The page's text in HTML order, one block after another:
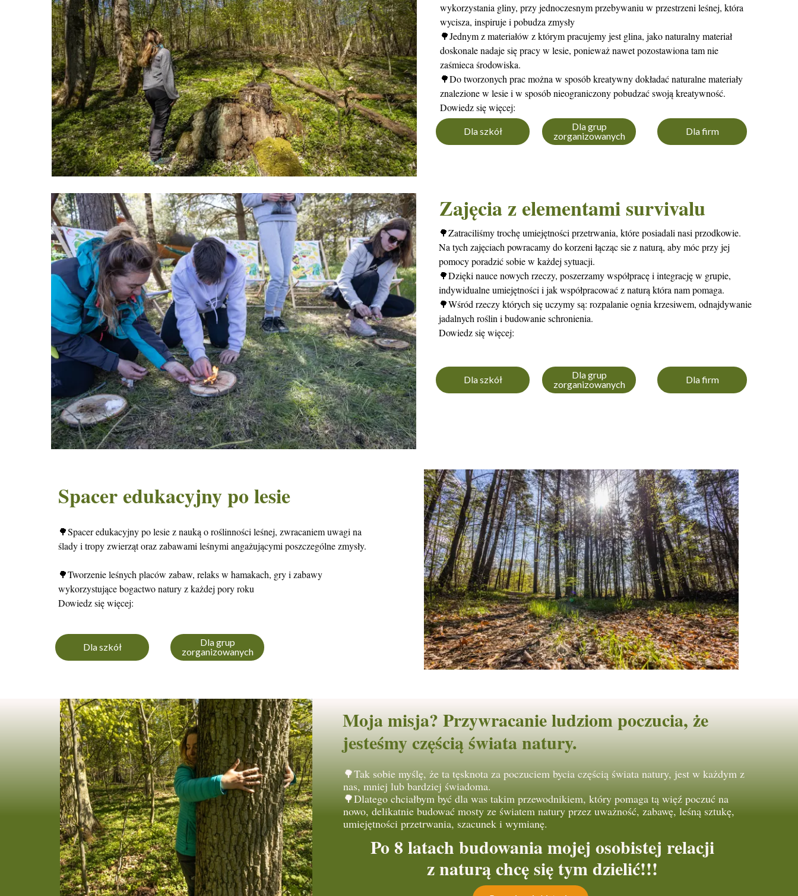
wykorzystania gliny, przy jednoczesnym przebywaniu w przestrzeni leśnej, która
wycisza, inspiruje i pobudza zmysły
🌳Jednym z materiałów z którym pracujemy jest glina, jako naturalny materiał
doskonale nadaje się pracy w lesie, ponieważ nawet pozostawiona tam nie
zaśmieca środowiska.
🌳Do tworzonych prac można w sposób kreatywny dokładać naturalne materiały
znalezione w lesie i w sposób nieograniczony pobudzać swoją kreatywność.
Dowiedz się więcej:
Dla grup
zorganizowanych
Dla szkół Dla firm
🌳Zatraciliśmy trochę umiejętności przetrwania, które posiadali nasi przodkowie.
Na tych zajęciach powracamy do korzeni łącząc sie z naturą, aby móc przy jej
pomocy poradzić sobie w każdej sytuacji.
🌳Dzięki nauce nowych rzeczy, poszerzamy współpracę i integrację w grupie,
indywidualne umiejętności i jak współpracować z naturą która nam pomaga.
🌳Wśród rzeczy których się uczymy są: rozpalanie ognia krzesiwem, odnajdywanie
jadalnych roślin i budowanie schronienia.
Dowiedz się więcej:
Dla firm
Dla szkół
Dla grup
zorganizowanych
Zajęcia z elementami survivalu
🌳Spacer edukacyjny po lesie z nauką o roślinności leśnej, zwracaniem uwagi na
ślady i tropy zwierząt oraz zabawami leśnymi angażującymi poszczególne zmysły.
🌳Tworzenie leśnych placów zabaw, relaks w hamakach, gry i zabawy
wykorzystujące bogactwo natury z każdej pory roku
Dowiedz się więcej:
Spacer edukacyjny po lesie
Dla szkół
Dla grup
zorganizowanych
Po 8 latach budowania mojej osobistej relacji
z naturą chcę się tym dzielić!!!
🌳Tak sobie myślę, że ta tęsknota za poczuciem bycia częścią świata natury, jest w każdym z
nas, mniej lub bardziej świadoma.
🌳Dlatego chciałbym być dla was takim przewodnikiem, który pomaga tą więź poczuć na
nowo, delikatnie budować mosty ze światem natury przez uważność, zabawę, leśną sztukę,
umiejętności przetrwania, szacunek i wymianę.
Moja misja? Przywracanie ludziom poczucia, że
jesteśmy częścią świata natury.